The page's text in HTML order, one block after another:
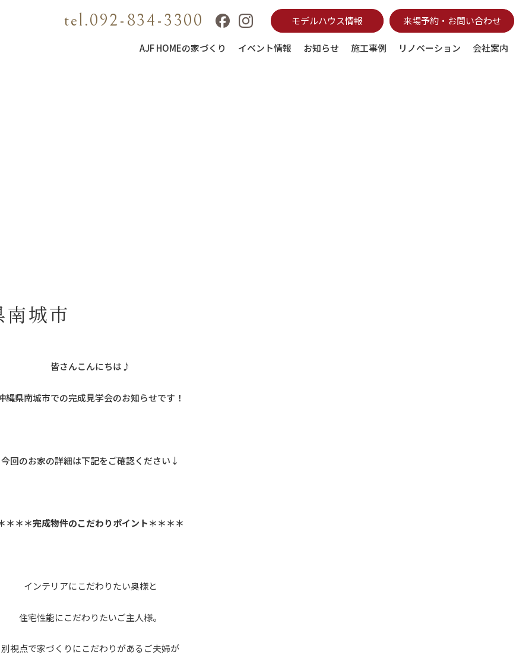
tel.092-834-3300 モデルハウス情報 来場予約・お問い合わせ
AJF HOMEの家づくり イベント情報 お知らせ 施工事例 リノベーション 会社案内
城市
皆さんこんにちは♪
縄県南城市での完成見学会のお知らせです！
今回のお家の詳細は下記をご確認ください↓
＊＊＊完成物件のこだわりポイント＊＊＊＊
インテリアにこだわりたい奥様と
住宅性能にこだわりたいご主人様。
別視点で家づくりにこだわりがあるご夫婦が